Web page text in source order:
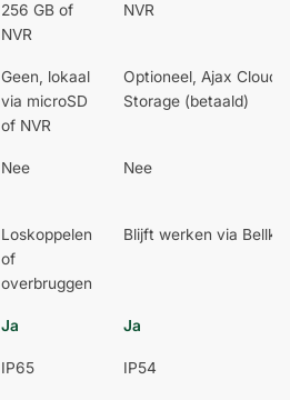
256 GB of
NVR
NVR
Geen, lokaal
via microSD
of NVR
Optioneel, Ajax Cloud
Storage (betaald)
Nee Nee
Loskoppelen
of
overbruggen
Blijft werken via Bellkit
Ja Ja
IP65 IP54